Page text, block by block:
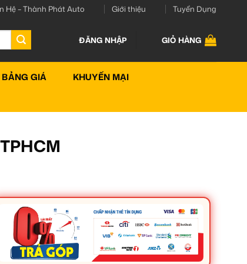
Hệ – Thành Phát Auto Giới thiệu Tuyển Dụng
ĐĂNG NHẬP GIỎ HÀNG
BẢNG GIÁ KHUYẾN MẠI